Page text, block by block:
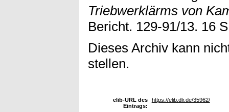
Triebwerklärms von
Bericht. 129-91/13. 16
Dieses Archiv kann
stellen.
elib-URL des
Eintrags:
https://elib.dlr.de/35962/